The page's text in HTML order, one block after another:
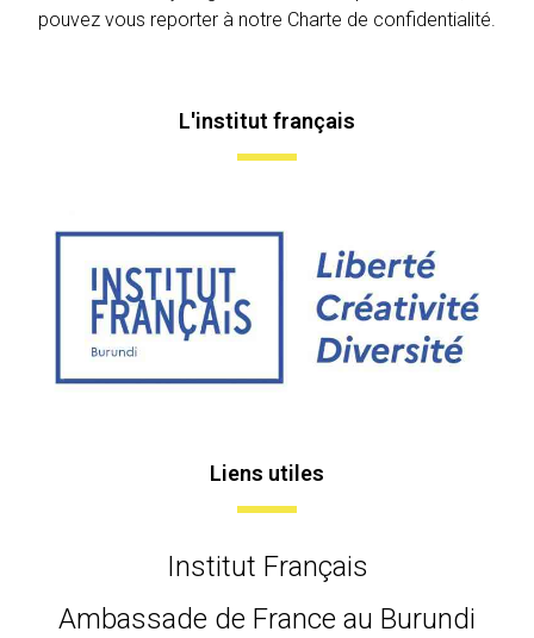
pouvez vous reporter à notre Charte de confidentialité.
L'institut français
Liens utiles
Institut Français
Ambassade de France au Burundi